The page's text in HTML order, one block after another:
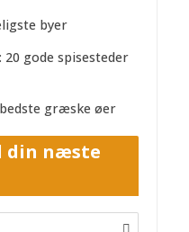
byer
gode spisesteder
græske øer
din næste